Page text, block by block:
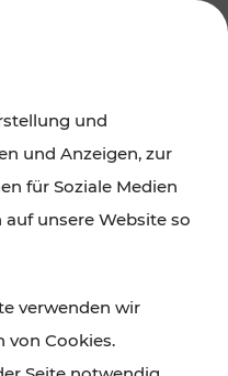
des VOR.
Verwendung
kostenfrei
pr[at]vor.atwenden.
und
und Anzeigen, zur
für Soziale Medien
unsere Website so
verwenden wir
von Cookies.